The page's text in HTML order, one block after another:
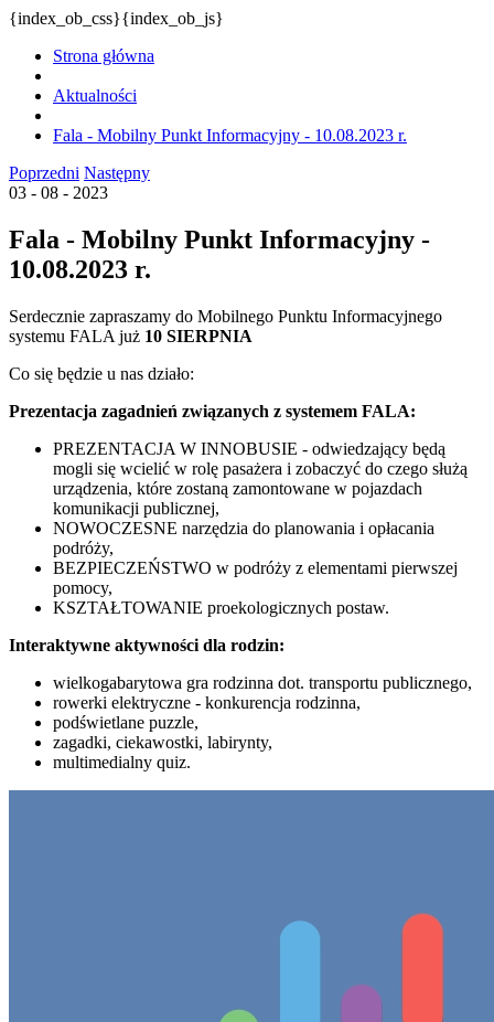
{index_ob_css}{index_ob_js}
Strona główna
Aktualności
Fala - Mobilny Punkt Informacyjny - 10.08.2023 r.
Poprzedni Następny
03 - 08 - 2023
Fala - Mobilny Punkt Informacyjny -
10.08.2023 r.
Serdecznie zapraszamy do Mobilnego Punktu Informacyjnego
systemu FALA już 10 SIERPNIA
Co się będzie u nas działo:
Prezentacja zagadnień związanych z systemem FALA:
PREZENTACJA W INNOBUSIE - odwiedzający będą
mogli się wcielić w rolę pasażera i zobaczyć do czego służą
urządzenia, które zostaną zamontowane w pojazdach
komunikacji publicznej,
NOWOCZESNE narzędzia do planowania i opłacania
podróży,
BEZPIECZEŃSTWO w podróży z elementami pierwszej
pomocy,
KSZTAŁTOWANIE proekologicznych postaw.
Interaktywne aktywności dla rodzin:
wielkogabarytowa gra rodzinna dot. transportu publicznego,
rowerki elektryczne - konkurencja rodzinna,
podświetlane puzzle,
zagadki, ciekawostki, labirynty,
multimedialny quiz.